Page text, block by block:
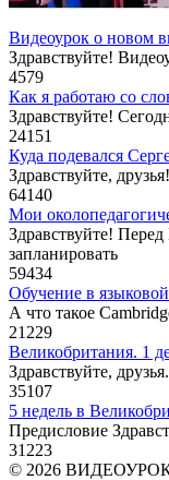
Видеоурок о новом
Здравствуйте!
4579
Как я работаю со
Здравствуйте!
24151
Куда подевался
Здравствуйте,
64140
Мои
Здравствуйте!
запланировать
59434
Обучение в
А что такое
21 229
Великобритания. 1
Здравствуйте,
35107
5 недель в
Предисловие
31 223
© 2026